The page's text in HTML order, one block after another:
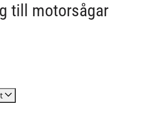
till motorsågar